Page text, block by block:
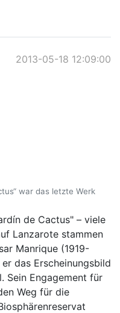
2013-05-18 12:09:00
war das letzte Werk
de Cactus" – viele
Lanzarote stammen
Manrique (1919-
das Erscheinungsbild
Sein Engagement für
Weg für die